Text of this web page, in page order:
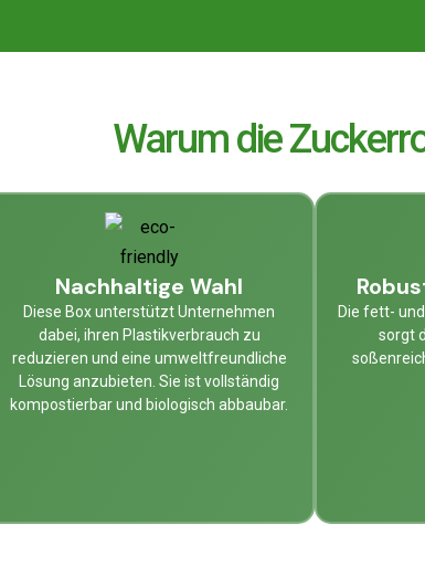
Warum die
Nachhaltige Wahl
Diese Box unterstützt Unternehmen
dabei, ihren Plastikverbrauch zu
reduzieren und eine umweltfreundliche
Lösung anzubieten. Sie ist vollständig
kompostierbar und biologisch abbaubar.
Die fett-
sorgt